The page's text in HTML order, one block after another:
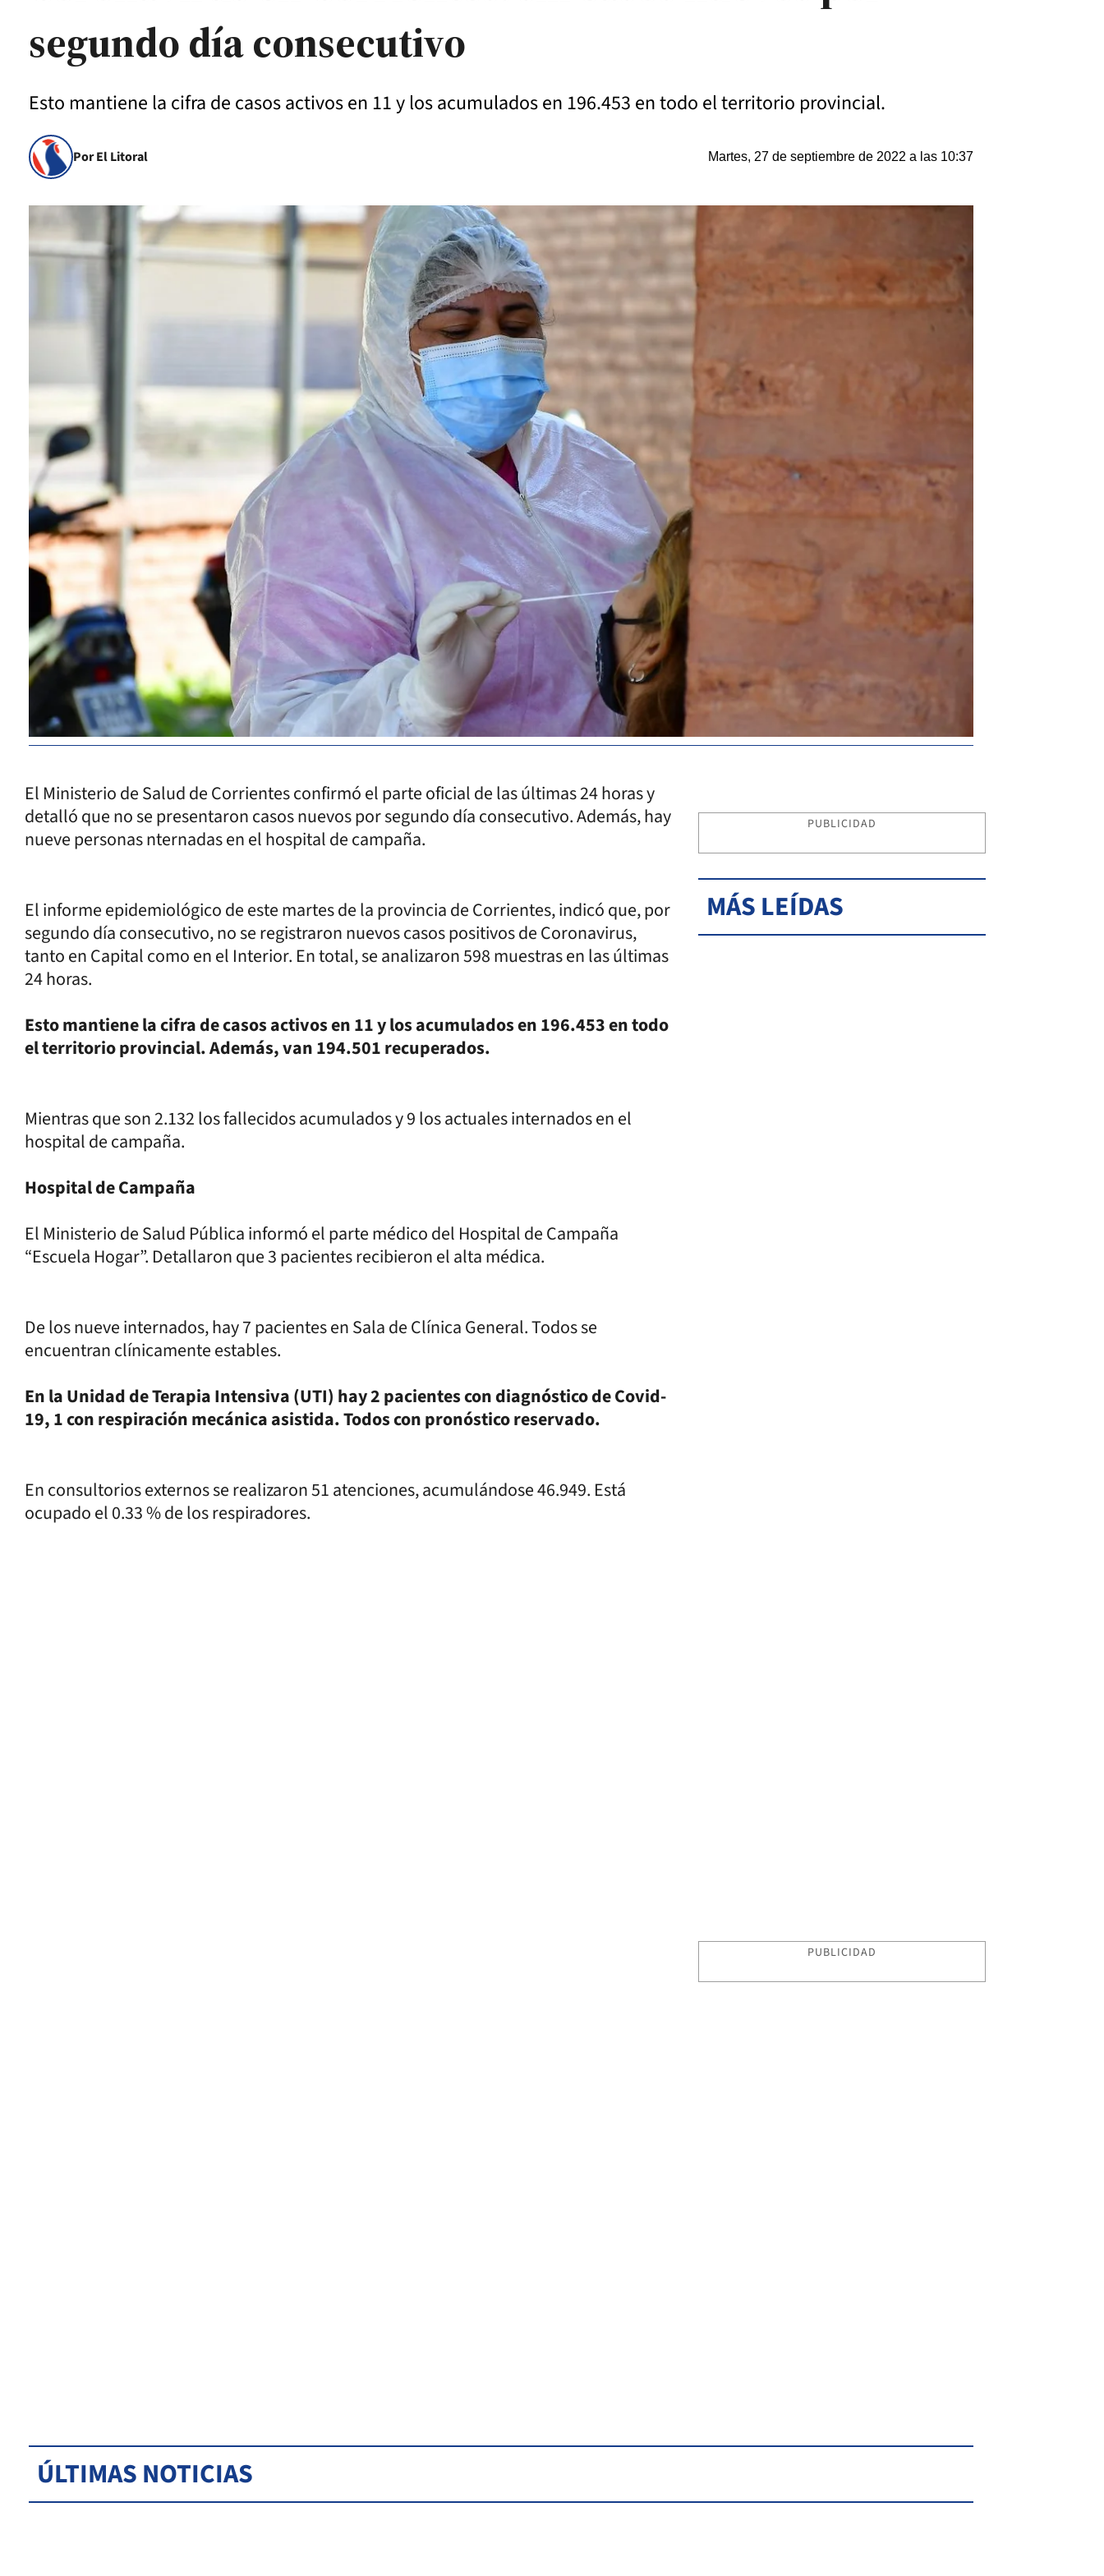
segundo día consecutivo
Esto mantiene la cifra de casos activos en 11 y los acumulados en 196.453 en todo el territorio provincial.
Por El Litoral Martes, 27 de septiembre de 2022 a las 10:37
El Ministerio de Salud de Corrientes confirmó el parte oficial de las últimas 24 horas y
detalló que no se presentaron casos nuevos por segundo día consecutivo. Además, hay
nueve personas nternadas en el hospital de campaña.
El informe epidemiológico de este martes de la provincia de Corrientes, indicó que, por
segundo día consecutivo, no se registraron nuevos casos positivos de Coronavirus,
tanto en Capital como en el Interior. En total, se analizaron 598 muestras en las últimas
24 horas.
Esto mantiene la cifra de casos activos en 11 y los acumulados en 196.453 en todo
el territorio provincial. Además, van 194.501 recuperados.
Mientras que son 2.132 los fallecidos acumulados y 9 los actuales internados en el
hospital de campaña.
Hospital de Campaña
El Ministerio de Salud Pública informó el parte médico del Hospital de Campaña
“Escuela Hogar”. Detallaron que 3 pacientes recibieron el alta médica.
De los nueve internados, hay 7 pacientes en Sala de Clínica General. Todos se
encuentran clínicamente estables.
En la Unidad de Terapia Intensiva (UTI) hay 2 pacientes con diagnóstico de Covid-
19, 1 con respiración mecánica asistida. Todos con pronóstico reservado.
En consultorios externos se realizaron 51 atenciones, acumulándose 46.949. Está
ocupado el 0.33 % de los respiradores.
PUBLICIDAD
MÁS LEÍDAS
PUBLICIDAD
ÚLTIMAS NOTICIAS